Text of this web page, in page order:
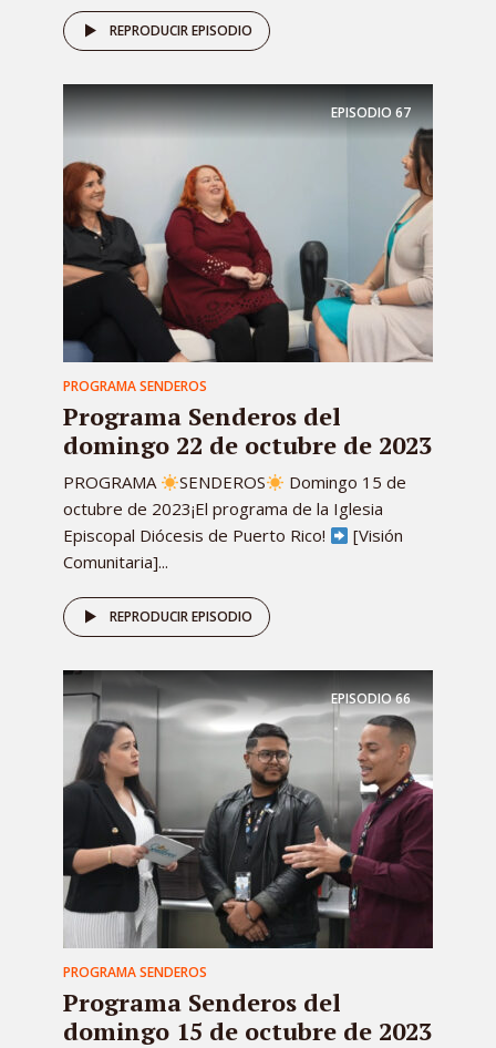
REPRODUCIR EPISODIO
EPISODIO67
PROGRAMA SENDEROS
Programa Senderos del
domingo 22 de octubre de 2023
PROGRAMA SENDEROS
Domingo 15 de
octubre de 2023¡El programa de la Iglesia
Episcopal Diócesis de Puerto Rico!
[Visión
Comunitaria]...
REPRODUCIR EPISODIO
EPISODIO66
PROGRAMA SENDEROS
Programa Senderos del
domingo 15 de octubre de 2023